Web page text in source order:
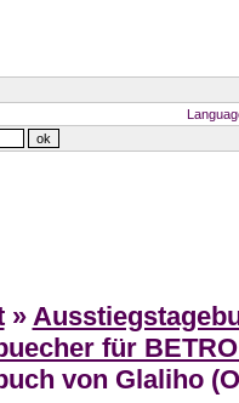
»
für
von Glaliho